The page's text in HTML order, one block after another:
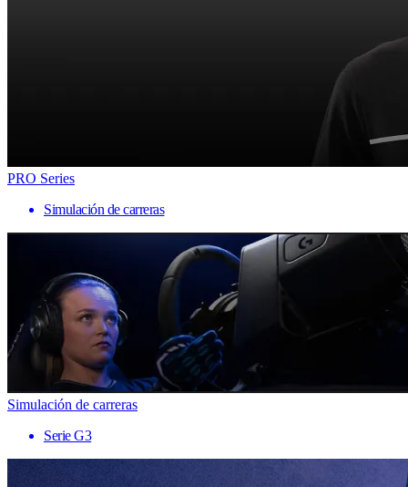
PRO Series
Simulación de carreras
Simulación de carreras
Serie G3